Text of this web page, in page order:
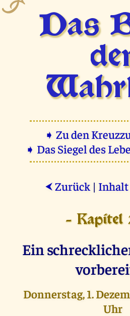
Das
➧ Zu den
➧ Das Siegel des
⮜ Zurück | Inhalt
- Kapitel
Ein
Donnerstag, 1.
Uhr